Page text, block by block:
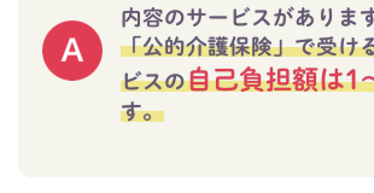
内容のサービスがありま
「公的介護保険」で受け
ビスの自己負担額は1
す。